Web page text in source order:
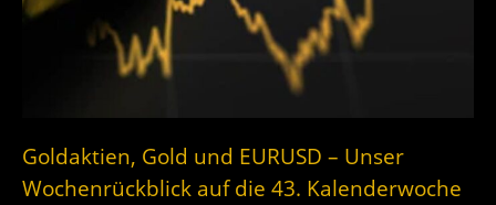
Goldaktien, Gold und EURUSD – Unser
Wochenrückblick auf die 43. Kalenderwoche